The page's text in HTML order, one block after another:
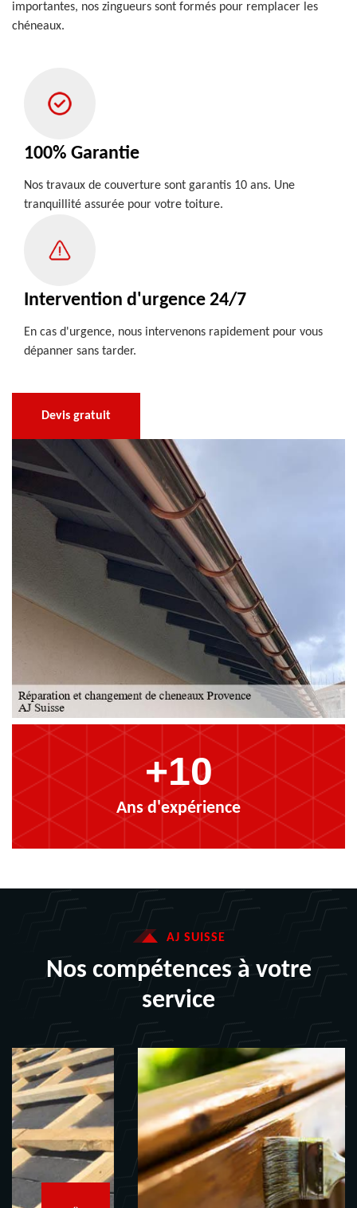
+10
Ans d'expérience
importantes, nos zingueurs sont formés pour remplacer les
chéneaux.
100% Garantie
Nos travaux de couverture sont garantis 10 ans. Une
tranquillité assurée pour votre toiture.
Intervention d'urgence 24/7
En cas d'urgence, nous intervenons rapidement pour vous
dépanner sans tarder.
Devis gratuit
AJ SUISSE
Nos compétences à votre
service